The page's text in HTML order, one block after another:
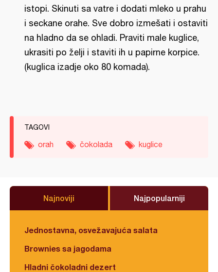
istopi. Skinuti sa vatre i dodati mleko u prahu
i seckane orahe. Sve dobro izmešati i ostaviti
na hladno da se ohladi. Praviti male kuglice,
ukrasiti po želji i staviti ih u papirne korpice.
(kuglica izadje oko 80 komada).
TAGOVI
orah čokolada kuglice
Najnoviji Najpopularniji
Jednostavna, osvežavajuća salata
Brownies sa jagodama
Hladni čokoladni dezert